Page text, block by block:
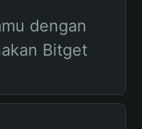
dengan
Bitget